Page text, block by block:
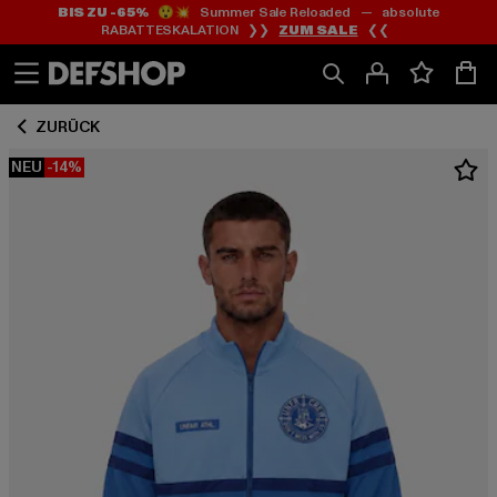
Zum
Inhalt
springen
Zum
Fußzeile
springen
BIS ZU -65%😲💥 Summer Sale Reloaded — absolute
RABATTESKALATION ❯❯ ZUM SALE ❮❮
ZURÜCK
NEU -14%